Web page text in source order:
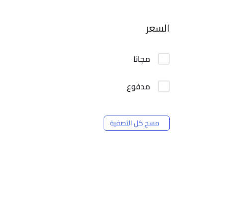
السعر
مجانا
مدفوع
مسح كل التصفية